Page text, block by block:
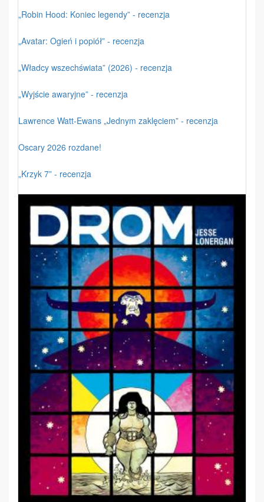
„Robin Hood: Koniec legendy” - recenzja
„Avatar: Ogień i popiół” - recenzja
„Władcy wszechświata” (2026) - recenzja
„Wyjście awaryjne” - recenzja
Lawrence Watt-Ewans „Jednym zaklęciem” - recenzja
Oscary 2026 rozdane!
„Krzyk 7” - recenzja